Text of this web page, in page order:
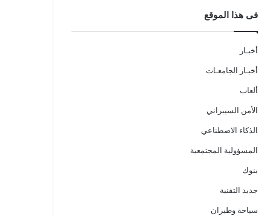
فى هذا الموقع
أخبـار
أخبـار الجامعـات
ألعاب
الأمن السيبراني
الذكاء الاصطناعي
المسؤولية المجتمعية
بنوك
جديد التقنية
سياحة وطيران